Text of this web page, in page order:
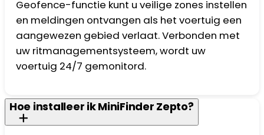
Geofence-functie kunt u veilige zones instellen
en meldingen ontvangen als het voertuig een
aangewezen gebied verlaat. Verbonden met
uw ritmanagementsysteem, wordt uw
voertuig 24/7 gemonitord.
Hoe installeer ik MiniFinder Zepto?